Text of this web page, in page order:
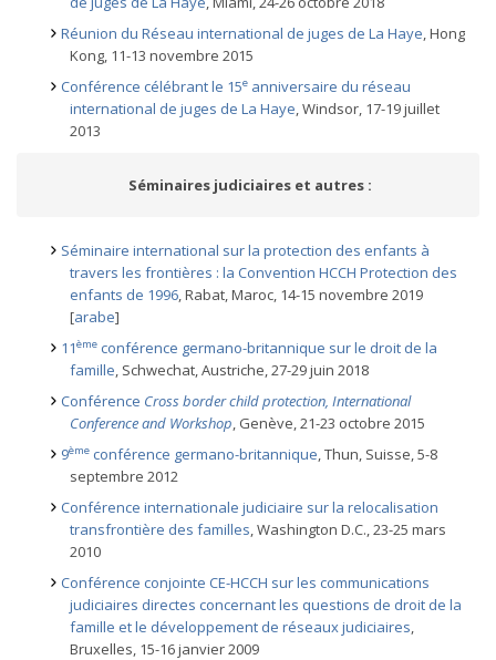
Réunion du Réseau international de juges de La Haye, Hong
Kong, 11-13 novembre 2015
Conférence célébrant le 15e anniversaire du réseau
international de juges de La Haye, Windsor, 17-19 juillet
2013
Séminaires judiciaires et autres :
Séminaire international sur la protection des enfants à
travers les frontières : la Convention HCCH Protection des
enfants de 1996, Rabat, Maroc, 14-15 novembre 2019
[arabe]
11ème conférence germano-britannique sur le droit de la
famille, Schwechat, Austriche, 27-29 juin 2018
Conférence Cross border child protection, International
Conference and Workshop, Genève, 21-23 octobre 2015
9ème conférence germano-britannique, Thun, Suisse, 5-8
septembre 2012
Conférence internationale judiciaire sur la relocalisation
transfrontière des familles, Washington D.C., 23-25 mars
2010
Conférence conjointe CE-HCCH sur les communications
judiciaires directes concernant les questions de droit de la
famille et le développement de réseaux judiciaires,
Bruxelles, 15-16 janvier 2009